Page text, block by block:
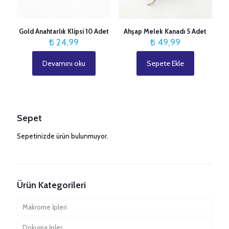
Gold Anahtarlık Klipsi 10 Adet
₺24,99
Devamını oku
Ahşap Melek Kanadı 5 Adet
₺49,99
Sepete Ekle
Sepet
Sepetinizde ürün bulunmuyor.
Ürün Kategorileri
Makrome İpleri